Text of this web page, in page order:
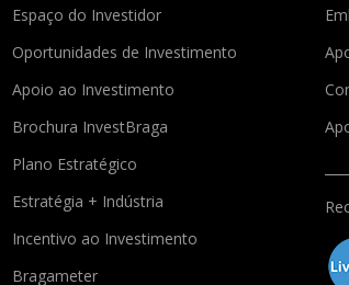
Espaço do Investidor
Oportunidades de Investimento
Apoio ao Investimento
Brochura InvestBraga
Plano Estratégico
Estratégia + Indústria
Incentivo ao Investimento
Bragameter